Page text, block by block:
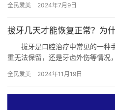
注的焦…
全民爱美 2024年7月9日
拔牙几天才能恢复正常？为
拔牙是口腔治疗中常见的一种
重无法保留，还是牙齿外伤等情况
恢复过…
全民爱美 2024年11月19日